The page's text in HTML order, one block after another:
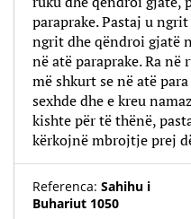
paraprake. Pastaj u
ngrit dhe qëndroi gjatë
në atë paraprake. Ra
më shkurt se në atë
sexhde dhe e kreu
kishte për të thënë,
kërkojnë mbrojtje prej
Referenca: Sahihu i
Buhariut 1050